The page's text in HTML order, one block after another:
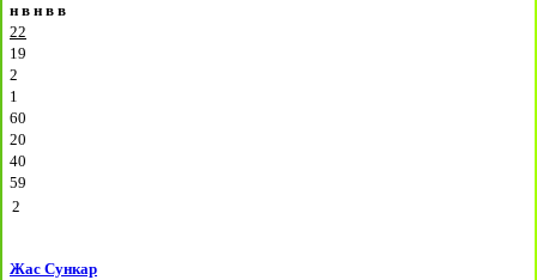
н в н в в
22
19
2
1
60
20
40
59
2
Жас Сункар